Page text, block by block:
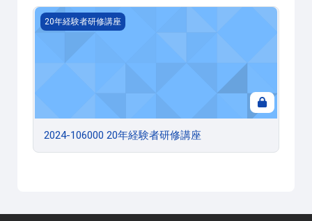
2024-106000 20年経験者研修講座
20年経験者研修講座
2024-106000 20年経験者研修講座